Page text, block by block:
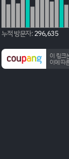
누적 방문자: 296,635
이 링크
이에 따